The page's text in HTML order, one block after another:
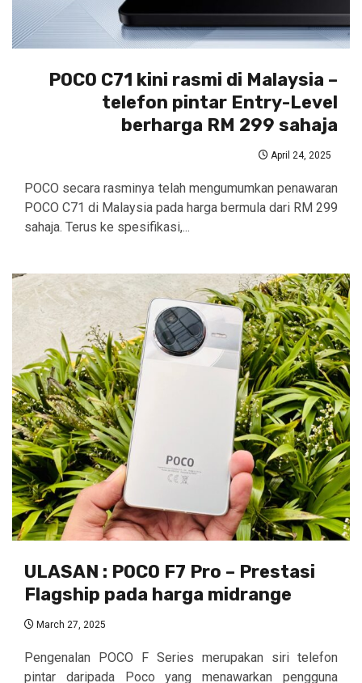
POCO C71 kini rasmi di Malaysia –
telefon pintar Entry-Level
berharga RM 299 sahaja
April 24, 2025
POCO secara rasminya telah mengumumkan penawaran
POCO C71 di Malaysia pada harga bermula dari RM 299
sahaja. Terus ke spesifikasi,...
ULASAN : POCO F7 Pro – Prestasi
Flagship pada harga midrange
March 27, 2025
Pengenalan POCO F Series merupakan siri telefon
pintar daripada Poco yang menawarkan pengguna